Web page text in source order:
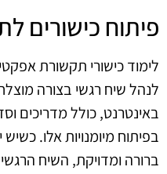
פיתוח כישורים
לימוד כישורי תקשורת
לנהל שיח רגשי בצורה
באינטרנט, כולל מדריכים
בפיתוח מיומנויות אלו.
ברורה ומדויקת, השיח